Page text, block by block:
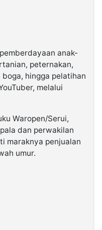
anak-
peternakan,
hingga pelatihan
melalui
Waropen/Serui,
dan perwakilan
maraknya penjualan
umur.